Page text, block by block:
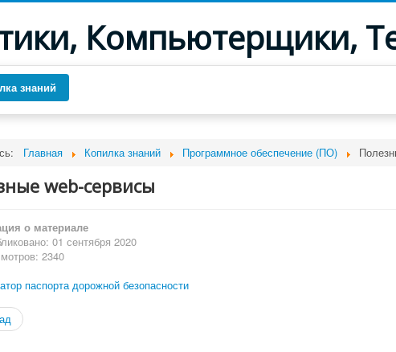
Компьютерщики,
знаний
Главная Копилка знаний Программное обеспечение (ПО)
web-сервисы
о материале
01 сентября 2020
2340
паспорта дорожной безопасности